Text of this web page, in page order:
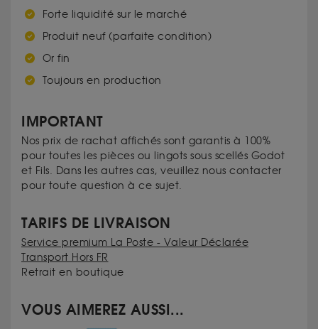
Forte liquidité sur le marché
Produit neuf (parfaite condition)
Or fin
Toujours en production
IMPORTANT
Nos prix de rachat affichés sont garantis à 100%
pour toutes les pièces ou lingots sous scellés Godot
et Fils. Dans les autres cas, veuillez nous contacter
pour toute question à ce sujet.
TARIFS DE LIVRAISON
Service premium La Poste - Valeur Déclarée
Transport Hors FR
Retrait en boutique
VOUS AIMEREZ AUSSI...